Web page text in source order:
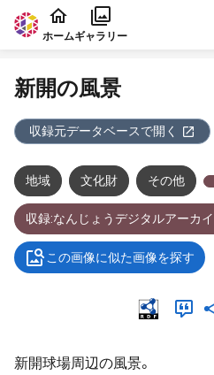
本文に飛ぶ
ホームギャラリー
新開の風景
収録元データベースで開く
地域 文化財 その他
収録:なんじょうデジタルアーカ
この画像に似た画像を探す
新開球場周辺の風景。